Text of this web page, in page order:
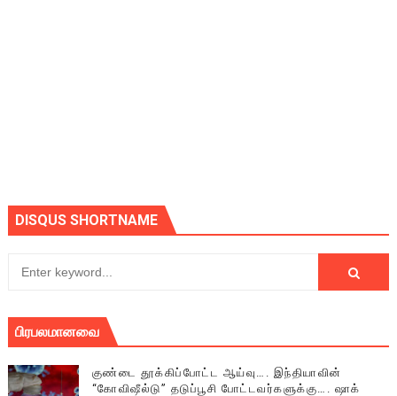
DISQUS SHORTNAME
பிரபலமானவை
குண்டை தூக்கிப்போட்ட ஆய்வு…. இந்தியாவின்
“கோவிஷீல்டு” தடுப்பூசி போட்டவர்களுக்கு…. ஷாக்